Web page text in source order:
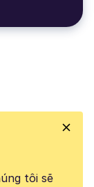
tôi sẽ